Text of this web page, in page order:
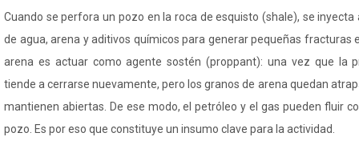
Cuando se perfora un pozo en la roca de esquisto (shale), se
de agua, arena y aditivos químicos para generar pequeñas fracturas
arena es actuar como agente sostén (proppant): una vez que la
tiende a cerrarse nuevamente, pero los granos de arena quedan
mantienen abiertas. De ese modo, el petróleo y el gas pueden fluir
pozo. Es por eso que constituye un insumo clave para la actividad.